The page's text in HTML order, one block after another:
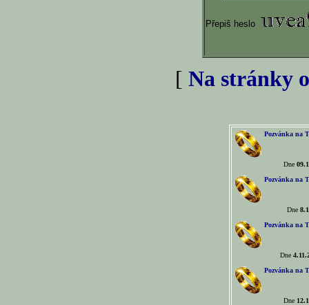
Přepiš heslo
[ Na stránky
Pozvánka na
Dne
Pozvánka na
Dne
Pozvánka na
Dne
Pozvánka na
Dne